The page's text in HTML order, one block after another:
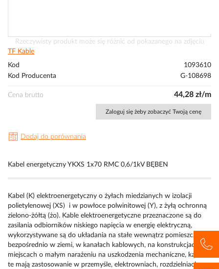
Przejdź
na
początek
Rzeczywisty produkt może się różnić od pokazanego na zdjęciu
TF Kable
Kod
1093610
Kod Producenta
G-108698
Cena brutto 44,28 zł/m
Zaloguj się żeby zobaczyć Twoją cenę
Dodaj do porównania
Kabel energetyczny YKXS 1x70 RMC 0,6/1kV BĘBEN
Kabel (K) elektroenergetyczny o żyłach miedzianych w izolacji
polietylenowej (XS) i w powłoce polwinitowej (Y), z żyłą ochronną
zielono-żółtą (żo). Kable elektroenergetyczne przeznaczone są do
zasilania odbiorników niskiego napięcia w energię elektryczną,
wykorzystywane są do układania na stałe wewnątrz pomieszczeń,
bezpośrednio w ziemi, w kanałach kablowych, na konstrukcjach, w
miejscach o małym narażeniu na uszkodzenia mechaniczne, kable
te mają zastosowanie w przemyśle, elektrowniach, rozdzielniach